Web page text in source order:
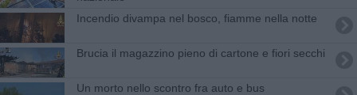
Incendio divampa nel bosco, fiamme nella notte
Brucia il magazzino pieno di cartone e fiori secchi
Un morto nello scontro fra auto e bus